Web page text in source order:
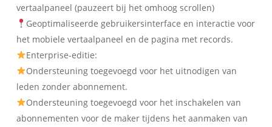
vertaalpaneel (pauzeert bij het omhoog scrollen)
Geoptimaliseerde gebruikersinterface en interactie voor
het mobiele vertaalpaneel en de pagina met records.
Enterprise-editie:
Ondersteuning toegevoegd voor het uitnodigen van
leden zonder abonnement.
Ondersteuning toegevoegd voor het inschakelen van
abonnementen voor de maker tijdens het aanmaken van